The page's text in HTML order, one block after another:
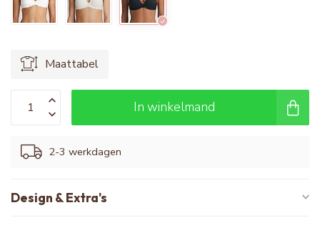
Maattabel
In winkelmand
2-3 werkdagen
Design & Extra's